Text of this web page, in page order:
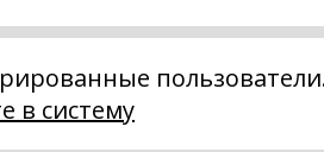
в систему